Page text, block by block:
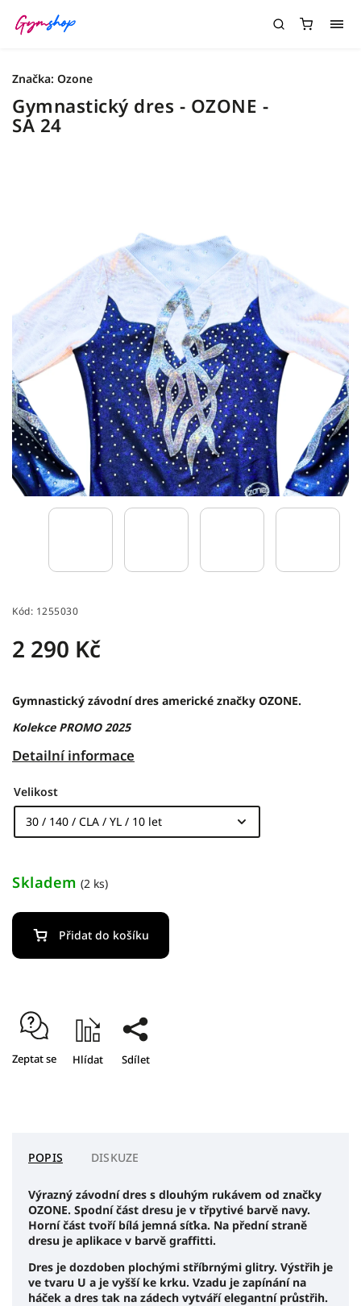
Gymnastický dres - OZONE -
SA 24
Kód: 1255030
2 290 Kč
Gymnastický závodní dres americké značky OZONE.
Kolekce PROMO 2025
Detailní informace
Značka: Ozone
Velikost
Skladem (2 ks)
Přidat do košíku
Zeptat se Hlídat Sdílet
POPIS DISKUZE
Výrazný závodní dres s dlouhým rukávem od značky
OZONE. Spodní část dresu je v třpytivé barvě navy.
Horní část tvoří bílá jemná síťka. Na přední straně
dresu je aplikace v barvě graffitti.
Dres je dozdoben plochými stříbrnými glitry. Výstřih je
ve tvaru U a je vyšší ke krku. Vzadu je zapínání na
háček a dres tak na zádech vytváří elegantní průstřih.